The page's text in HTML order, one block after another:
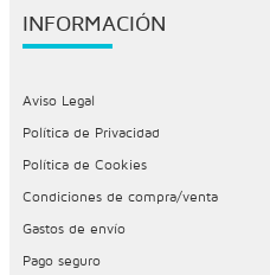
INFORMACIÓN
Aviso Legal
Política de Privacidad
Política de Cookies
Condiciones de compra/venta
Gastos de envío
Pago seguro